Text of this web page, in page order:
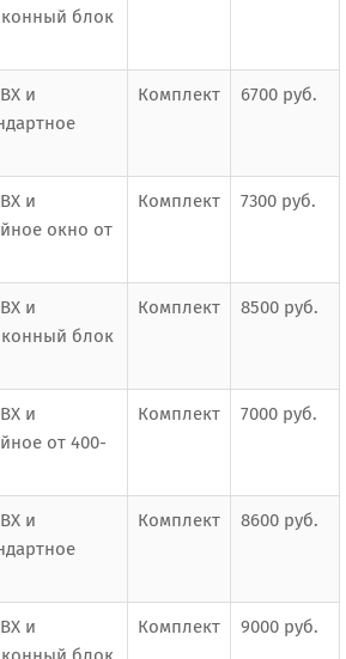
блок
и
Комплект 6700 руб.
и
окно от
Комплект 7300 руб.
и
блок
Комплект 8500 руб.
и
от 400-
Комплект 7000 руб.
и
Комплект 8600 руб.
и
Комплект 9000 руб.